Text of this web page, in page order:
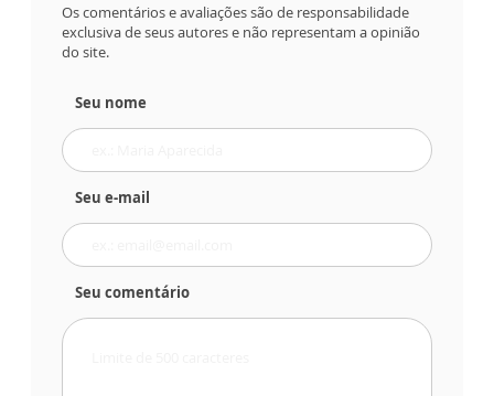
Os comentários e avaliações são de responsabilidade
exclusiva de seus autores e não representam a opinião
do site.
Seu nome
Seu e-mail
Seu comentário